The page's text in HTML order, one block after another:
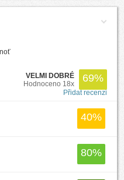
69%
VELMI DOBRÉ
Hodnoceno 18x
Přidat recenzi
40%
80%